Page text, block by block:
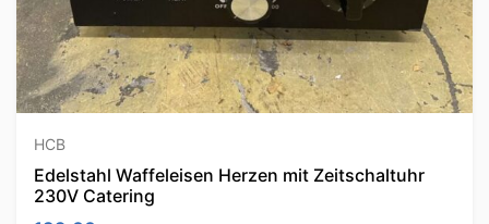
HCB
Edelstahl Waffeleisen Herzen mit Zeitschaltuhr
230V Catering